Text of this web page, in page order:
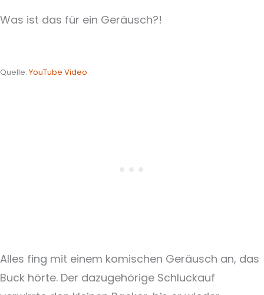
Was ist das für ein Geräusch?!
Quelle: YouTube Video
Alles fing mit einem komischen Geräusch an, das
Buck hörte. Der dazugehörige Schluckauf